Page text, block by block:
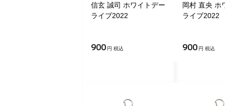
信玄 誠司 ホワイトデー
ライブ2022
900 円 税込
岡村 直央 ホ
ライブ2022
900 円 税込